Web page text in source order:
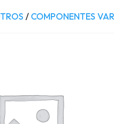
/ COMPONENTES